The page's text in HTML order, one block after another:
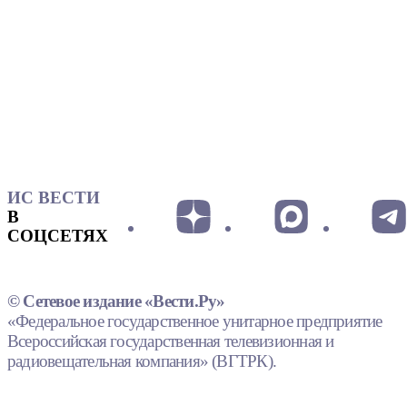
ИС ВЕСТИ
В
СОЦСЕТЯХ
© Сетевое издание «Вести.Ру»
«Федеральное государственное унитарное предприятие
Всероссийская государственная телевизионная и
радиовещательная компания» (ВГТРК).